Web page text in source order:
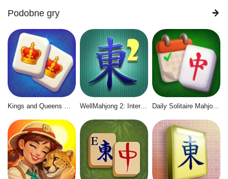
Podobne gry
WellMahjong 2: Internet Community Daily Solitaire Mahjong Classic